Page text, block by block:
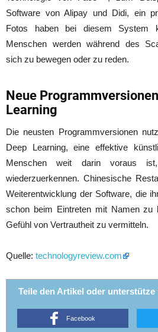
Software von Alipay und Didi, ein
Fotos haben bei diesem System
Menschen werden während des
sich zu bewegen oder zu reden.
Neue
Learning
Die neusten Programmversionen
Deep Learning, eine effektive
Menschen weit darin voraus
wiederzuerkennen. Chinesische
Weiterentwicklung der Software, die
schon beim Eintreten mit Namen zu
Gefühl von Vertrautheit zu vermitteln.
Quelle: technologyreview.com
Teile den Artikel oder unterstütze
Facebook